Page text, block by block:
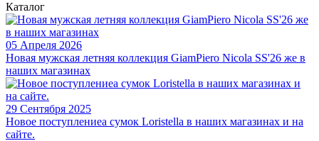
Каталог
05 Апреля 2026
Новая мужская летняя коллекция GiamPiero Nicola SS'26 же в
наших магазинах
29 Сентября 2025
Новое поступлениеа сумок Loristella в наших магазинах и на
сайте.